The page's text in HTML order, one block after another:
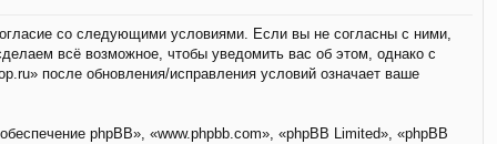
со следующими условиями. Если вы не согласны с ними,
всё возможное, чтобы уведомить вас об этом, однако с
после обновления/исправления условий означает ваше
phpBB», «www.phpbb.com», «phpBB Limited», «phpBB